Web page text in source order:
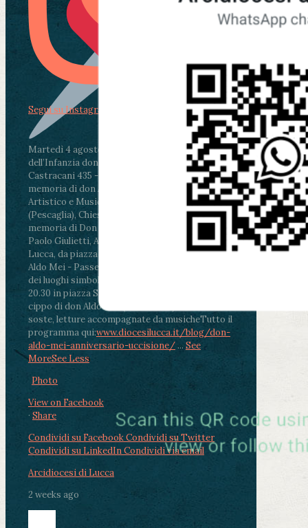
Martedì 4 agosto2026
ore 11:30 - Lucca, Scuola
dell’Infanzia don Aldo Mei - Viale Castruccio
Castracani 435 - Inaugurazione murales in
memoria di don Aldo Mei curato dal Liceo
Artistico e Musicale “Passaglia”
ore 18 - Fiano
(Pescaglia), Chiesa parrocchiale - Messa in
memoria di Don Aldo Mei celebrata da mons.
Paolo Giulietti, Arcivescovo di Lucca
ore 20.30 -
Lucca, da piazza San Michele al Cippo di don
Aldo Mei - Passeggiata della Memoria in alcuni
dei luoghi simbolo della città. Ritrovo alle ore
20.30 in piazza San Michele con conclusione al
cippo di don Aldo Mei (Porta Elisa). Durante le
soste, letture accompagnate da musicheTutto il
programma qui:www.diocesilucca.it/blog/don-
aldo-mei-anniversario-uccisione/ ... See
MoreSee Less
Photo
View on Facebook
· Share
Condividi su FacebookCondividi su Twitter
Condividi su LinkedInCondividi via email
Arcidiocesi di Lucca
2 weeks ago
Segui su Instagram